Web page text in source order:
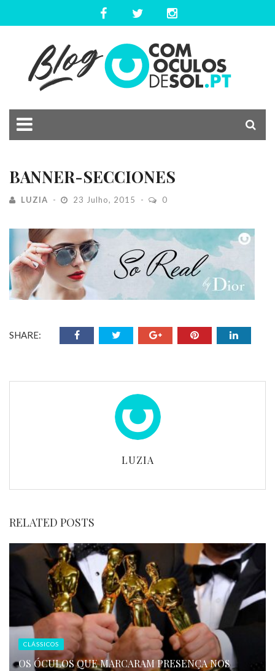
BANNER-SECCIONES
LUZIA 23 Julho, 2015 0
SHARE:
LUZIA
RELATED POSTS
CLÁSSICOS
OS ÓCULOS QUE MARCARAM PRESENÇA NOS